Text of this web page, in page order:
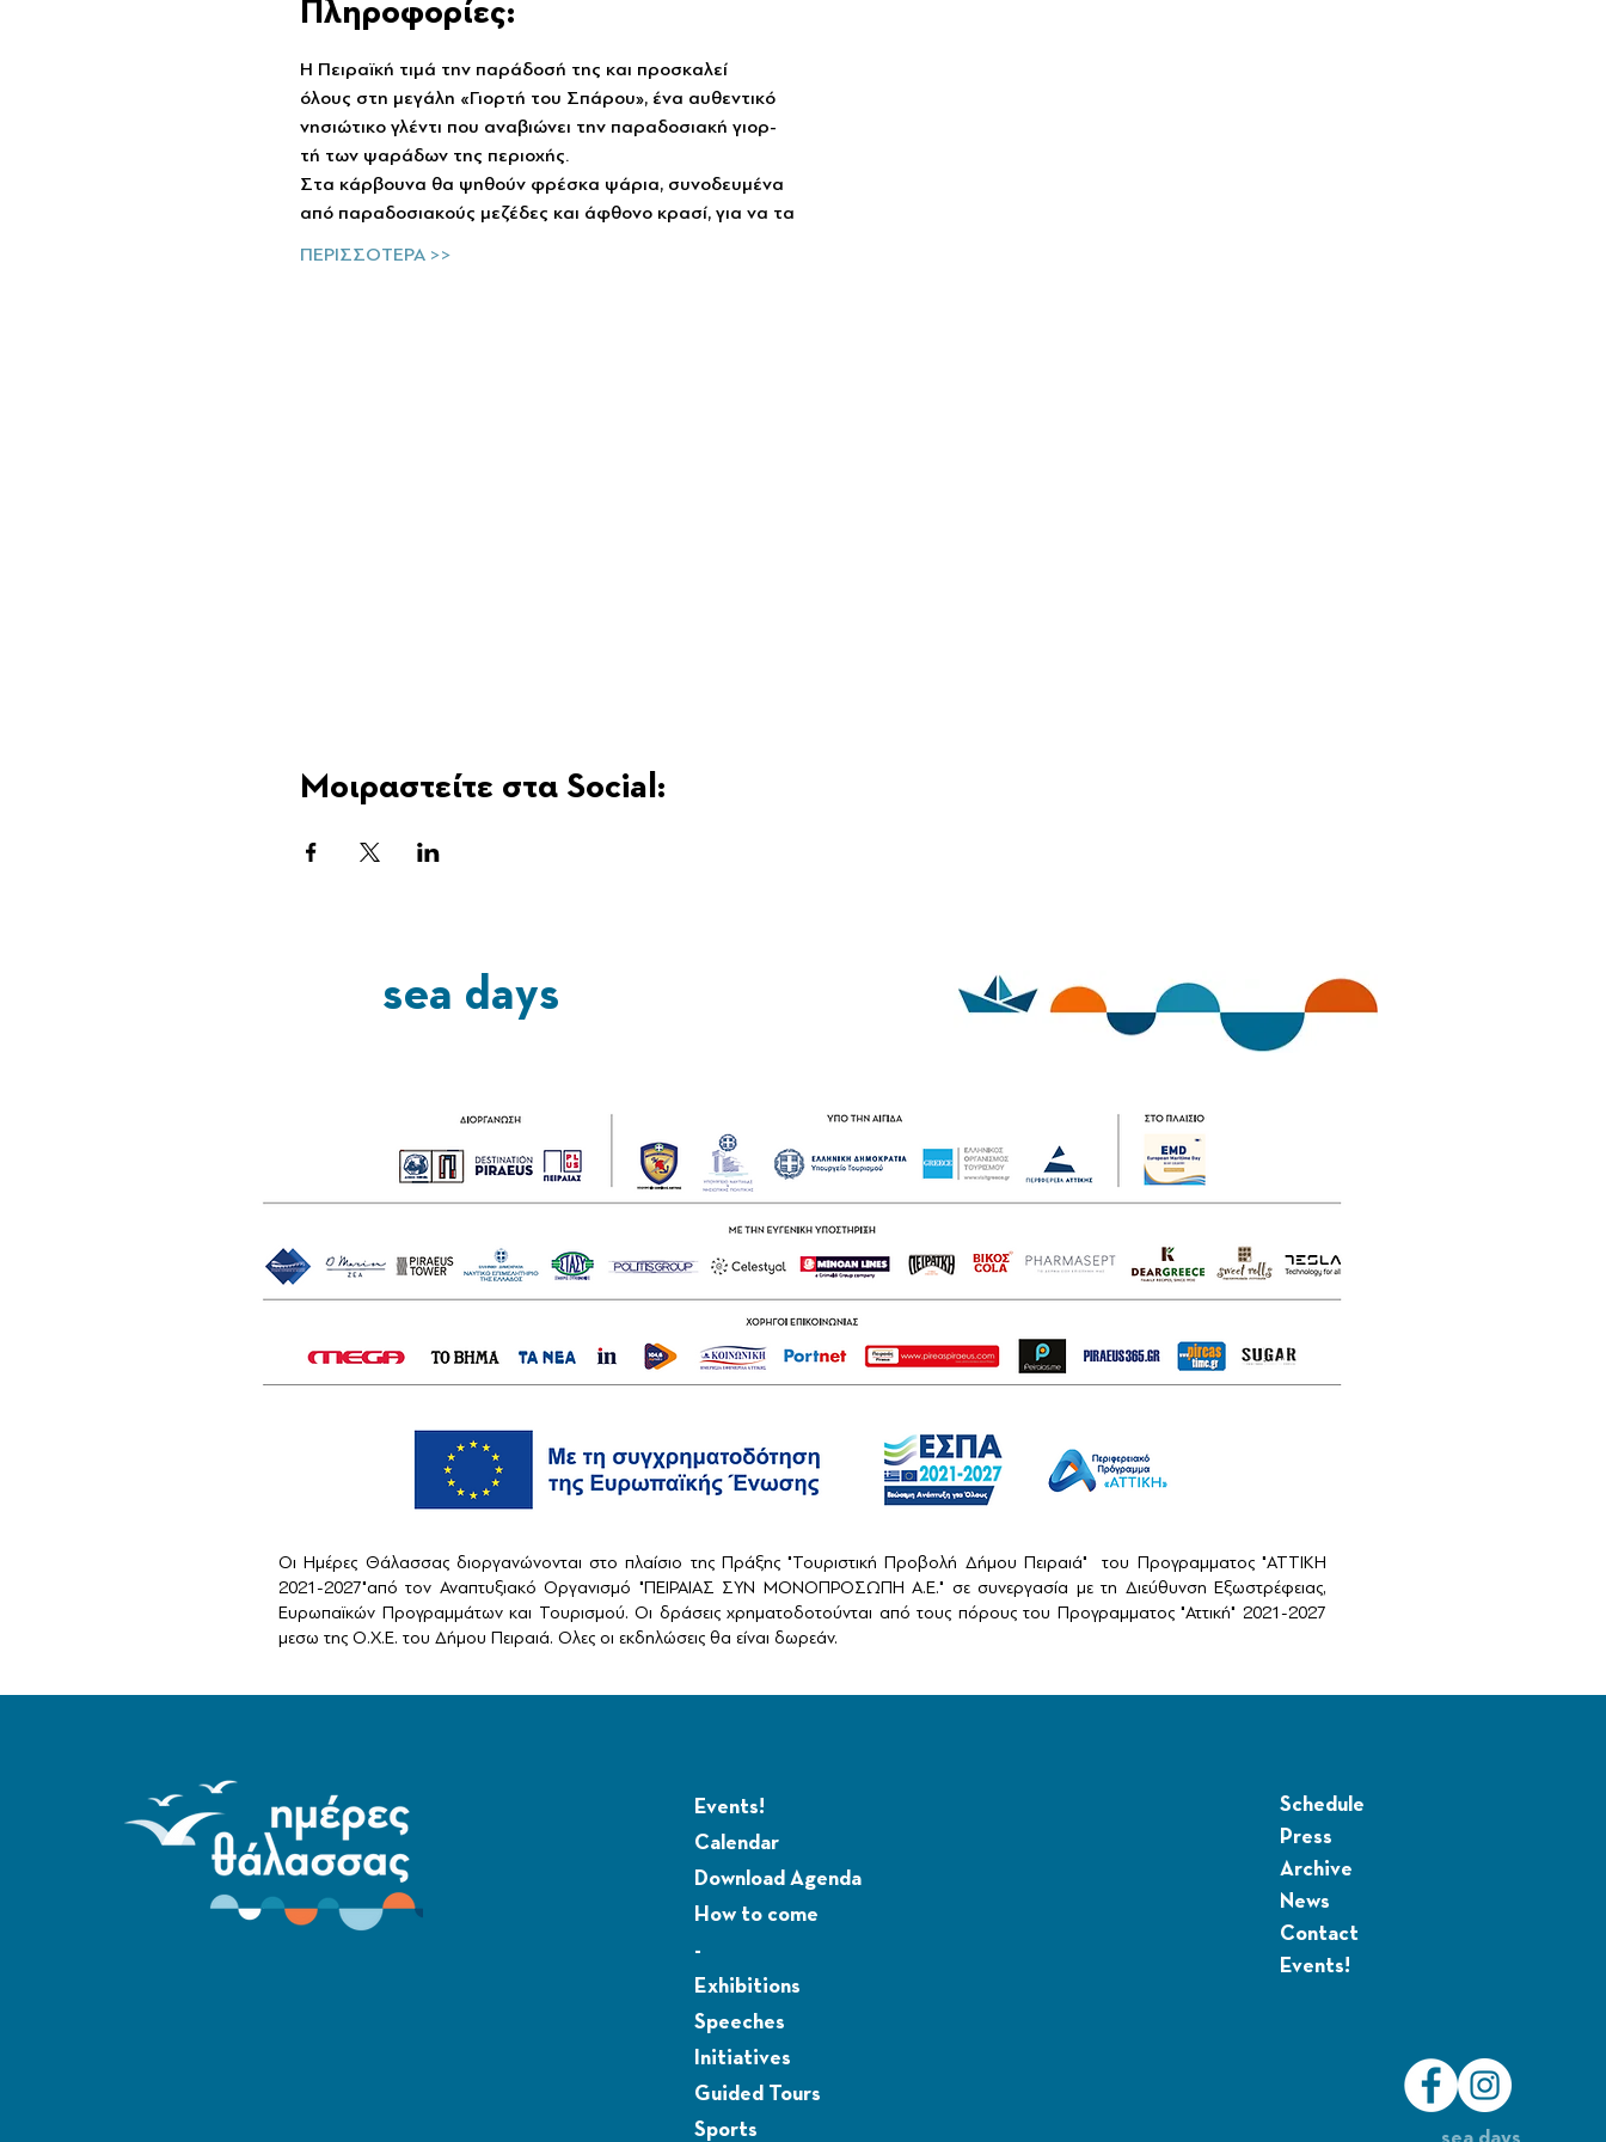
Πληροφορίες:
Η Πειραϊκή τιμά την παράδοσή της και προσκαλεί
όλους στη μεγάλη «Γιορτή του Σπάρου», ένα αυθεντικό
νησιώτικο γλέντι που αναβιώνει την παραδοσιακή γιορ-
τή των ψαράδων της περιοχής.
Στα κάρβουνα θα ψηθούν φρέσκα ψάρια, συνοδευμένα
από παραδοσιακούς μεζέδες και άφθονο κρασί, για να τα
ΠΕΡΙΣΣΟΤΕΡΑ >>
Μοιραστείτε στα Social:
sea days
Οι Ημέρες Θάλασσας διοργανώνονται στο πλαίσιο της Πράξης "Τουριστική Προβολή Δήμου Πειραιά" του Προγραμματος "ΑΤΤΙΚΗ
2021-2027"από τον Αναπτυξιακό Οργανισμό "ΠΕΙΡΑΙΑΣ ΣΥΝ ΜΟΝΟΠΡΟΣΩΠΗ Α.Ε." σε συνεργασία με τη Διεύθυνση Εξωστρέφειας,
Ευρωπαϊκών Προγραμμάτων και Τουρισμού. Οι δράσεις χρηματοδοτούνται από τους πόρους του Προγραμματος "Αττική" 2021-2027
μεσω της Ο.Χ.Ε. του Δήμου Πειραιά. Ολες οι εκδηλώσεις θα είναι δωρεάν.
Events!
Calendar
Download Agenda
How to come
-
Exhibitions
Speeches
Initiatives
Guided Tours
Sports
Schedule
Press
Archive
News
Contact
Events!